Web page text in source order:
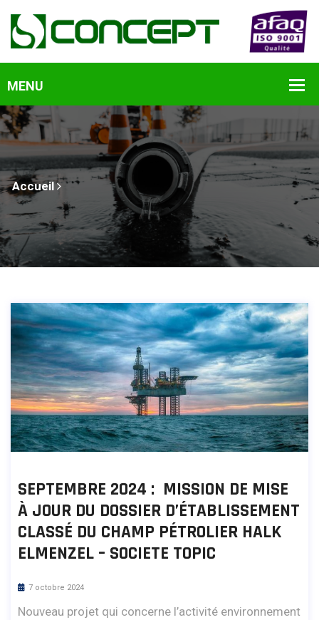
Accueil
SEPTEMBRE 2024 : MISSION DE MISE
À JOUR DU DOSSIER D’ÉTABLISSEMENT
CLASSÉ DU CHAMP PÉTROLIER HALK
ELMENZEL – SOCIETE TOPIC
7 octobre 2024
Nouveau projet qui concerne l’activité environnement